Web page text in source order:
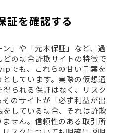
証を確認する
ン」や「元本保証」など、過
の場合詐欺サイトの特徴で
でも、これらの甘い言葉を
しています。実際の仮想通
られる保証はなく、リスク
のサイトが「必ず利益が出
している場合、それは詐欺
せん。信頼性のある取引所